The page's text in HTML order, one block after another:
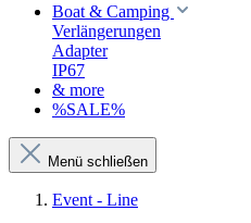
Boat & Camping
Verlängerungen
Adapter
IP67
& more
%SALE%
Menü schließen
Event - Line